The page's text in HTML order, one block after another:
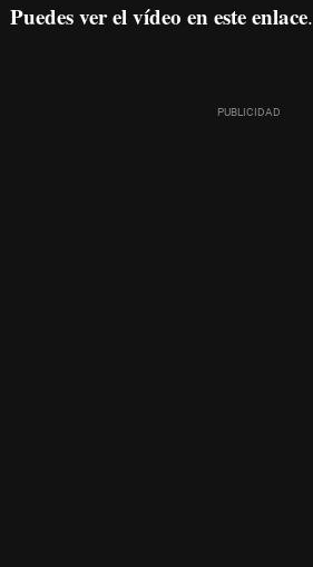
Puedes ver el vídeo en este enlace.